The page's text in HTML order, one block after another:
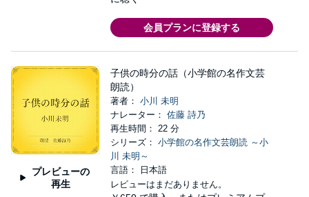
会員プランに登録する
プレビューの
再生
子供の時分の話（小学館の名作文芸
朗読）
著者： 小川 未明
ナレーター： 佐藤 詩乃
再生時間： 22 分
シリーズ： 小学館の名作文芸朗読 ～小
川 未明～
言語： 日本語
レビューはまだありません。